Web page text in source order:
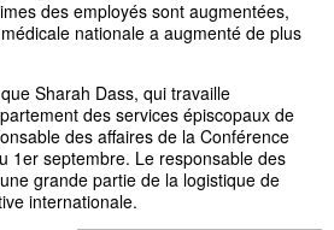
des employés sont augmentées,
nationale a augmenté de plus
Sharah Dass, qui travaille
des services épiscopaux de
des affaires de la Conférence
1er septembre. Le responsable des
grande partie de la logistique de
internationale.